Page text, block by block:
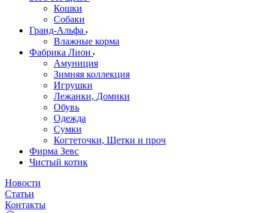
Кошки
Собаки
Гранд-Альфа
Влажные корма
Фабрика Лион
Амуниция
Зимняя коллекция
Игрушки
Лежанки, Домики
Обувь
Одежда
Сумки
Когтеточки, Щетки и проч
Фирма Зевс
Чистый котик
Новости
Статьи
Контакты